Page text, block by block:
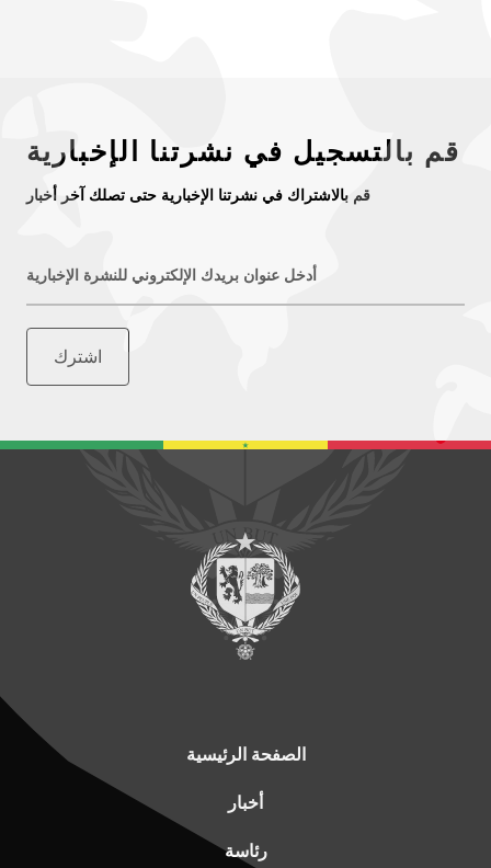
قم بالتسجيل في نشرتنا الإخبارية
قم بالاشتراك في نشرتنا الإخبارية حتى تصلك آخر أخبار
أدخل عنوان بريدك الإلكتروني للنشرة الإخبارية
اشترك
الصفحة الرئيسية
أخبار
رئاسة